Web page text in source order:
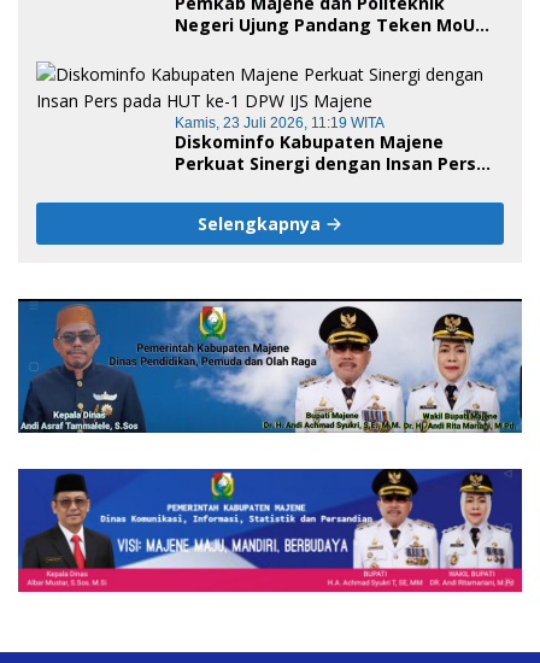
Negeri Ujung Pandang Teken MoU
Jadi Embrio Pendirian Politeknik
Negeri Sulawesi Barat
Kamis, 23 Juli 2026, 11:19 WITA
Diskominfo Kabupaten Majene
Perkuat Sinergi dengan Insan Pers
Selengkapnya